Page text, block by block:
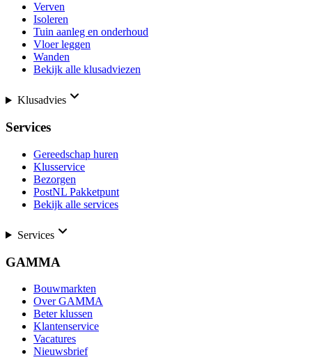
Verven
Isoleren
Tuin aanleg en onderhoud
Vloer leggen
Wanden
Bekijk alle klusadviezen
Klusadvies
Services
Gereedschap huren
Klusservice
Bezorgen
PostNL Pakketpunt
Bekijk alle services
Services
GAMMA
Bouwmarkten
Over GAMMA
Beter klussen
Klantenservice
Vacatures
Nieuwsbrief